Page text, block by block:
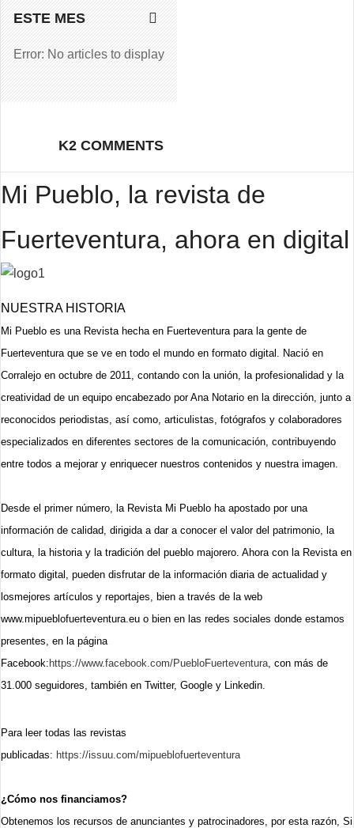
ESTE MES
Error: No articles to display
K2 COMMENTS
Mi Pueblo, la revista de
Fuerteventura, ahora en digital
NUESTRA HISTORIA
Mi Pueblo es una Revista hecha en Fuerteventura para la gente de
Fuerteventura que se ve en todo el mundo en formato digital. Nació en
Corralejo en octubre de 2011, contando con la unión, la profesionalidad y la
creatividad de un equipo encabezado por Ana Notario en la dirección, junto a
reconocidos periodistas, así como, articulistas, fotógrafos y colaboradores
especializados en diferentes sectores de la comunicación, contribuyendo
entre todos a mejorar y enriquecer nuestros contenidos y nuestra imagen.
Desde el primer número, la Revista Mi Pueblo ha apostado por una
información de calidad, dirigida a dar a conocer el valor del patrimonio, la
cultura, la historia y la tradición del pueblo majorero. Ahora con la Revista en
formato digital, pueden disfrutar de la información diaria de actualidad y
losmejores artículos y reportajes, bien a través de la web
www.mipueblofuerteventura.eu o bien en las redes sociales donde estamos
presentes, en la página
Facebook: https://www.facebook.com/PuebloFuerteventura, con más de
31.000 seguidores, también en Twitter, Google y Linkedin.
Para leer todas las revistas
publicadas: https://issuu.com/mipueblofuerteventura
¿Cómo nos financiamos?
Obtenemos los recursos de anunciantes y patrocinadores, por esta razón, Si